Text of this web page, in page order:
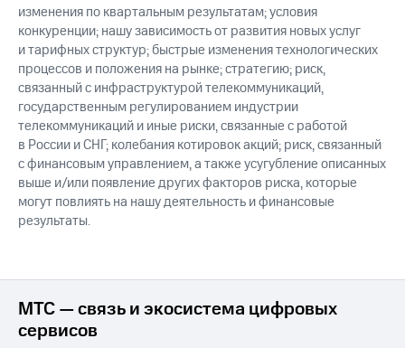
изменения по квартальным результатам; условия
конкуренции; нашу зависимость от развития новых услуг
и тарифных структур; быстрые изменения технологических
процессов и положения на рынке; стратегию; риск,
связанный с инфраструктурой телекоммуникаций,
государственным регулированием индустрии
телекоммуникаций и иные риски, связанные с работой
в России и СНГ; колебания котировок акций; риск, связанный
с финансовым управлением, а также усугубление описанных
выше и/или появление других факторов риска, которые
могут повлиять на нашу деятельность и финансовые
результаты.
МТС — связь и экосистема цифровых
сервисов